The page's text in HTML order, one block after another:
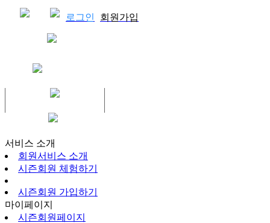
로그인 회원가입
서비스 소개
회원서비스 소개
시즌회원 체험하기
시즌회원 가입하기
마이페이지
시즌회원페이지